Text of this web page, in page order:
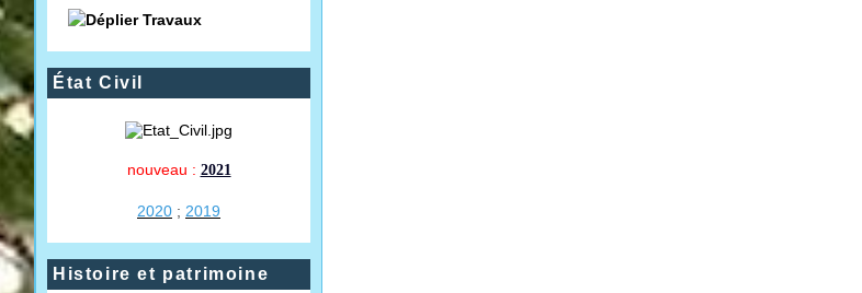
Travaux
État Civil
nouveau : 2021
2020 ; 2019
Histoire et patrimoine